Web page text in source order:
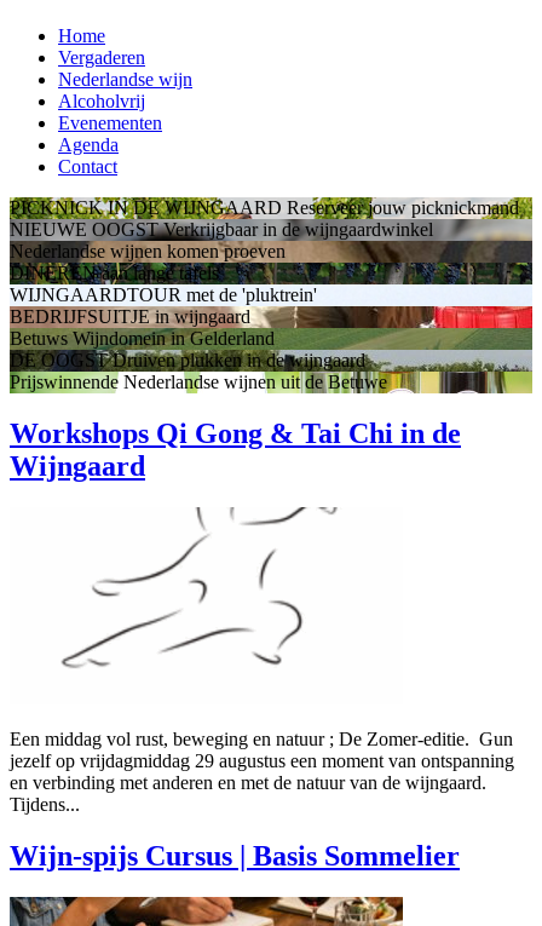
Home
Vergaderen
Nederlandse wijn
Alcoholvrij
Evenementen
Agenda
Contact
PICKNICK IN DE WIJNGAARD Reserveer jouw picknickmand
NIEUWE OOGST Verkrijgbaar in de wijngaardwinkel
Nederlandse wijnen komen proeven
DINEREN aan lange tafels
WIJNGAARDTOUR met de 'pluktrein'
BEDRIJFSUITJE in wijngaard
Betuws Wijndomein in Gelderland
DE OOGST Druiven plukken in de wijngaard
Prijswinnende Nederlandse wijnen uit de Betuwe
Workshops Qi Gong & Tai Chi in de
Wijngaard
Een middag vol rust, beweging en natuur ; De Zomer-editie. Gun
jezelf op vrijdagmiddag 29 augustus een moment van ontspanning
en verbinding met anderen en met de natuur van de wijngaard.
Tijdens...
Wijn-spijs Cursus | Basis Sommelier